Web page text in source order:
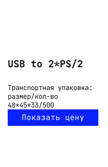
USB to 2*PS/2
Транспортная упаковка:
размер/кол-во
48*45*33/500
Показать цену